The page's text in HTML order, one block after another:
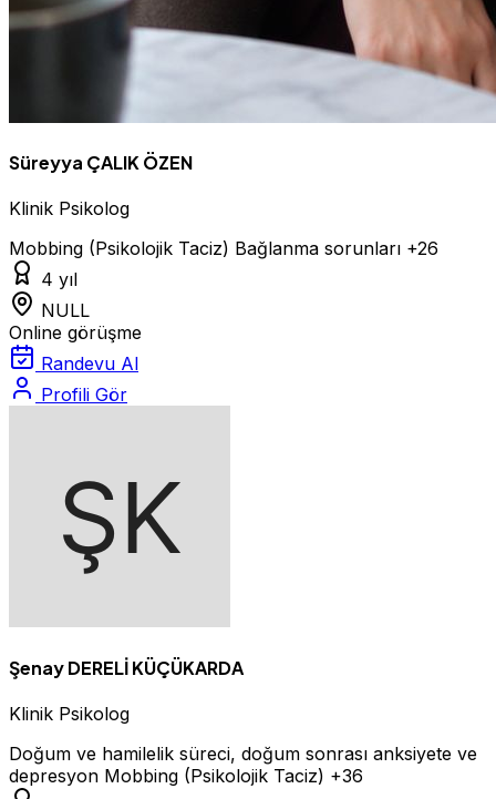
Süreyya ÇALIK ÖZEN
Klinik Psikolog
Mobbing (Psikolojik Taciz) Bağlanma sorunları +26
4 yıl
NULL
Online görüşme
Randevu Al
Profili Gör
Şenay DERELİ KÜÇÜKARDA
Klinik Psikolog
Doğum ve hamilelik süreci, doğum sonrası anksiyete ve
depresyon Mobbing (Psikolojik Taciz) +36